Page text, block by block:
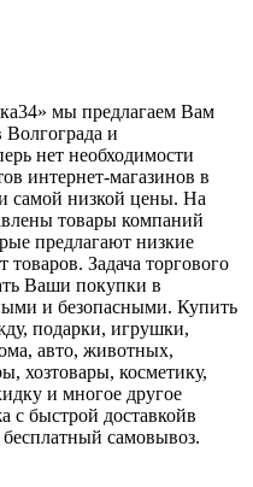
мы предлагаем Вам
Волгограда и
нет необходимости
интернет-магазинов в
самой низкой цены. На
товары компаний
предлагают низкие
Задача торгового
Ваши покупки в
и безопасными. Купить
подарки, игрушки,
авто, животных,
хозтовары, косметику,
и многое другое
с быстрой доставкойв
самовывоз.